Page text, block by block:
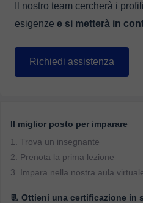
Il nostro team cercherà i
esigenze e si metterà in
Richiedi assistenza
Il miglior posto per imparare
1. Trova un insegnante
2. Prenota la prima lezione
3. Impara nella nostra aula
📃 Ottieni una certificazione in